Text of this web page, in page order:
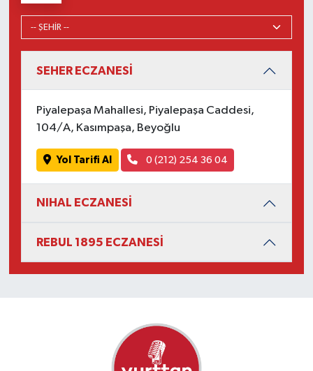
SEHER ECZANESİ
Piyalepaşa Mahallesi, Piyalepaşa Caddesi,
104/A, Kasımpaşa, Beyoğlu
Yol Tarifi Al 0 (212) 254 36 04
NIHAL ECZANESİ
REBUL 1895 ECZANESİ